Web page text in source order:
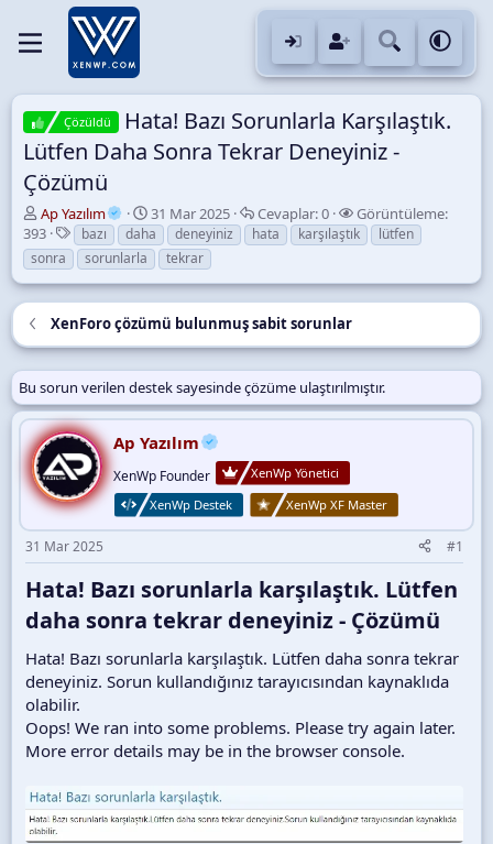
Çözüldü
Hata! Bazı Sorunlarla Karşılaştık.
Lütfen Daha Sonra Tekrar Deneyiniz -
Çözümü
K
o
n
u
y
a
ş
l
a
t
a
n
Ap Yazılım
B
a
ş
l
a
g
ı
ç
t
a
i
h
i
31 Mar 2025 Cevaplar:C
e
v
p
a
r
0 Görüntüleme:G
n
l
e
e
393
E
t
i
k
t
l
e
r
bazı daha deneyiniz hata karşılaştık
lütfen
sonra
sorunlarla tekrar
XenForo çözümü bulunmuş sabit sorunlar
Bu sorun verilen destek sayesinde çözüme ulaştırılmıştır.
Ap Yazılım
XenWp Founder
XenWp Yönetici
XenWp Destek
XenWp XF Master
31 Mar 2025 #1
Hata! Bazı sorunlarla karşılaştık. Lütfen
daha sonra tekrar deneyiniz - Çözümü​
Hata! Bazı sorunlarla karşılaştık. Lütfen daha sonra tekrar
deneyiniz. Sorun kullandığınız tarayıcısından kaynaklıda
olabilir.
Oops! We ran into some problems. Please try again later.
More error details may be in the browser console.